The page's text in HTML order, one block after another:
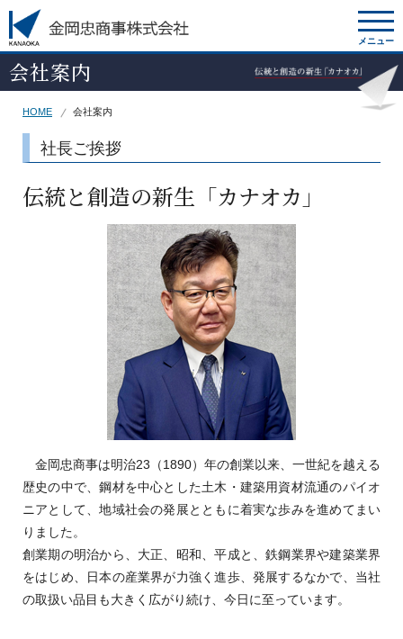
メニュー
会社案内
HOME 会社案内
社長ご挨拶
伝統と創造の新生「カナオカ」
金岡忠商事は明治23（1890）年の創業以来、一世紀を越える
歴史の中で、鋼材を中心とした土木・建築用資材流通のパイオ
ニアとして、地域社会の発展とともに着実な歩みを進めてまい
りました。
創業期の明治から、大正、昭和、平成と、鉄鋼業界や建築業界
をはじめ、日本の産業界が力強く進歩、発展するなかで、当社
の取扱い品目も大きく広がり続け、今日に至っています。